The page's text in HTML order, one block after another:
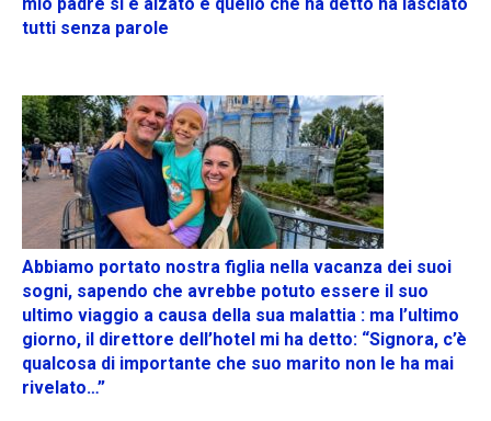
tutti senza parole
Abbiamo portato nostra figlia nella vacanza dei suoi
sogni, sapendo che avrebbe potuto essere il suo
ultimo viaggio a causa della sua malattia : ma l’ultimo
giorno, il direttore dell’hotel mi ha detto: “Signora, c’è
qualcosa di importante che suo marito non le ha mai
rivelato…”